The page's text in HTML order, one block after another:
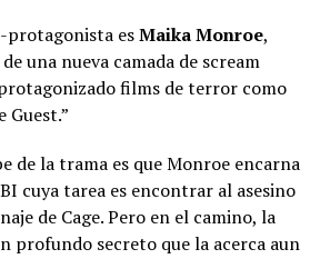
protagonista esMaika Monroe,
una nueva camada de scream
films de terror como
Guest.”
de la trama es que Monroe encarna
cuya tarea es encontrar al asesino
de Cage. Pero en el camino, la
profundo secreto que la acerca aun